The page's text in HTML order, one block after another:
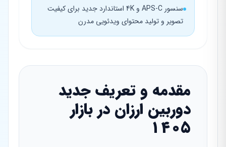
سنسور APS-C و 4K استاندارد جدید برای کیفیت
تصویر و تولید محتوای ویدئویی مدرن
مقدمه و تعریف جدید
دوربین ارزان در بازار
۱۴۰۵